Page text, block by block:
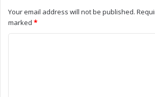
Your email address will not be published.
marked *